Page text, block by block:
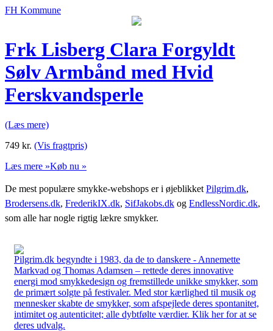
FH Kommune
Frk Lisberg Clara Forgyldt
Sølv Armbånd med Hvid
Ferskvandsperle
(Læs mere)
749 kr. (Vis fragtpris)
Læs mere »Køb nu »
De mest populære smykke-webshops er i øjeblikket Pilgrim.dk,
Brodersens.dk, FrederikIX.dk, SifJakobs.dk og EndlessNordic.dk,
som alle har nogle rigtig lækre smykker.
Pilgrim.dk begyndte i 1983, da de to danskere - Annemette
Markvad og Thomas Adamsen – rettede deres innovative
energi mod smykkedesign og fremstillede unikke smykker, som
de primært solgte på festivaler. Med stor kærlighed til musik og
mennesker skabte de smykker, som afspejlede deres spontanitet,
intimitet og autenticitet; alle dybtfølte værdier. Klik her for at se
deres udvalg.